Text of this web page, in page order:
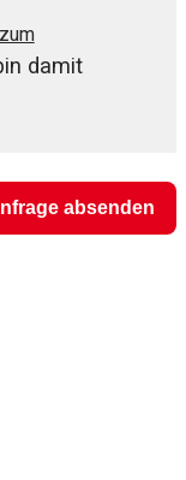
damit
absenden